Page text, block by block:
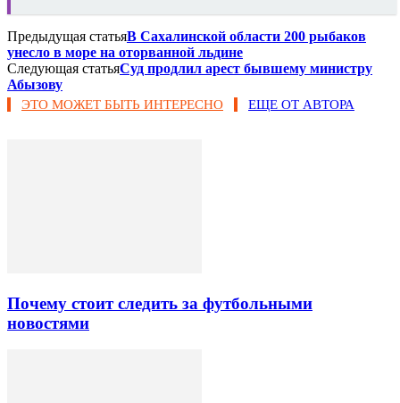
Предыдущая статьяВ Сахалинской области 200 рыбаков
унесло в море на оторванной льдине
Следующая статьяСуд продлил арест бывшему министру
Абызову
ЭТО МОЖЕТ БЫТЬ ИНТЕРЕСНО ЕЩЕ ОТ АВТОРА
Почему стоит следить за футбольными
новостями